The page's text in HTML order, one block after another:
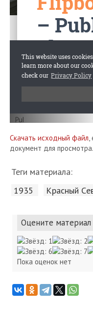
Скачать исходный файл,
документ для просмотра.
Теги материала:
1935 Красный
Оцените материал
Пока оценок нет